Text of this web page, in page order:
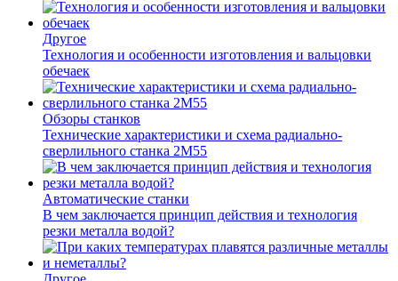
Другое
Технология и особенности изготовления и вальцовки
обечаек
Обзоры станков
Технические характеристики и схема радиально-
сверлильного станка 2М55
Автоматические станки
В чем заключается принцип действия и технология
резки металла водой?